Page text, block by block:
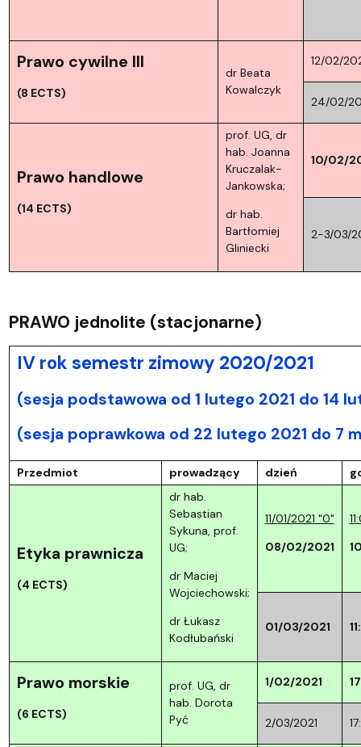
Prawo cywilne III
(8 ECTS)
dr Beata
Kowalczyk
12/02/
24/02/
Prawo handlowe
(14 ECTS)
prof. UG, dr
hab. Joanna
Kruczalak-
Jankowska;
dr hab.
Bartłomiej
Gliniecki
10/02/
2-3/03/
PRAWO jednolite (stacjonarne)
IV rok semestr zimowy 2020/2021
(sesja podstawowa od 1 lutego 2021 do 14
(sesja poprawkowa od 22 lutego 2021 do 7
Przedmiot prowadzący dzień
Etyka prawnicza
(4 ECTS)
dr hab.
Sebastian
Sykuna, prof.
UG;
dr Maciej
Wojciechowski;
dr Łukasz
Kodłubański
11/01/2021 "0"
08/02/2021
01/03/2021
Prawo morskie
(6 ECTS)
prof. UG, dr
hab. Dorota
Pyć
1/02/2021
2/03/2021